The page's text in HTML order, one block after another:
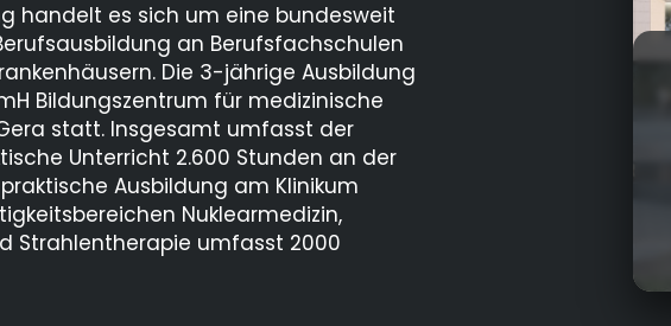
handelt es sich um eine bundesweit
an Berufsfachschulen
Die 3-jährige Ausbildung
Bildungszentrum für medizinische
statt. Insgesamt umfasst der
Unterricht 2.600 Stunden an der
Ausbildung am Klinikum
Nuklearmedizin,
Strahlentherapie umfasst 2000